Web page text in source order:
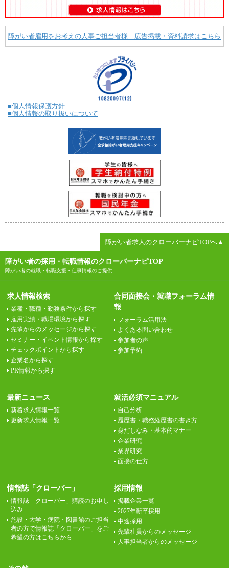
障がい者雇用をお考えの人事ご担当者様 広告掲載・資料請求はこちら
■個人情報保護方針
■個人情報の取り扱いについて
障がい者求人のクローバーナビTOPへ▲
障がい者の採用・転職情報のクローバーナビTOP
障がい者の就職・転職支援・仕事情報のご提供
求人情報検索
業種・職種・勤務条件から探す
雇用実績・職場環境から探す
先輩からのメッセージから探す
セミナー・イベント情報から探す
チェックポイントから探す
企業名から探す
PR情報から探す
合同面接会・就職フォーラム情
報
フォーラム活用法
よくある問い合わせ
参加者の声
参加予約
最新ニュース
新着求人情報一覧
更新求人情報一覧
就活必須マニュアル
自己分析
履歴書・職務経歴書の書き方
身だしなみ・基本的マナー
企業研究
業界研究
面接の仕方
情報誌「クローバー」
情報誌「クローバー」購読のお申し
込み
施設・大学・病院・図書館のご担当
者の方で情報誌「クローバー」をご
希望の方はこちらから
採用情報
掲載企業一覧
2027年新卒採用
中途採用
先輩社員からのメッセージ
人事担当者からのメッセージ